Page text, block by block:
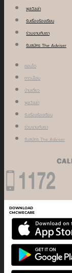
พูลวิลล่า
รับเรื่องร้องเรียน
ร่วมงานกับเรา
รับสมัคร The Adviser
คอนโด
ทาวน์โฮม
บ้านเดี่ยว
พูลวิลล่า
รับเรื่องร้องเรียน
ร่วมงานกับเรา
รับสมัคร The Adviser
DOWNLOAD
CMCWECARE